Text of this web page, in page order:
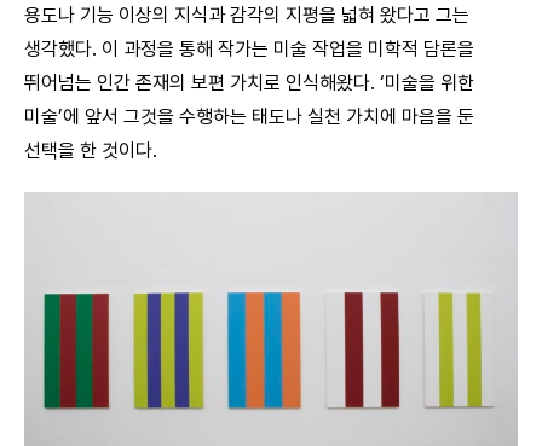
용도나 기능 이상의 지식과 감각의 지평을 넓혀 왔다고 그는
생각했다. 이 과정을 통해 작가는 미술 작업을 미학적 담론을
뛰어넘는 인간 존재의 보편 가치로 인식해왔다. ‘미술을 위한
미술’에 앞서 그것을 수행하는 태도나 실천 가치에 마음을 둔
선택을 한 것이다.